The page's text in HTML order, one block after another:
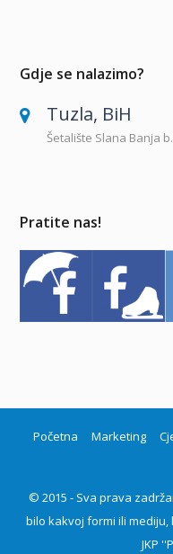
Gdje se nalazimo?
Tuzla, BiH
Šetalište Slana Banja
Pratite nas!
Početna Marketing
© 2015 - Sva prava
bilo kakvoj formi ili
JKP